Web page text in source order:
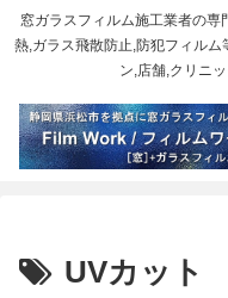
窓ガラスフィルム施工業者の
熱,ガラス飛散防止,防犯フィル
ン,店舗,クリニ
UVカット